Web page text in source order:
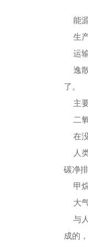
能源
生产
运输
逸散
了。
主要
二氧
在没
人类
碳净
甲烷
大气
与人
成的